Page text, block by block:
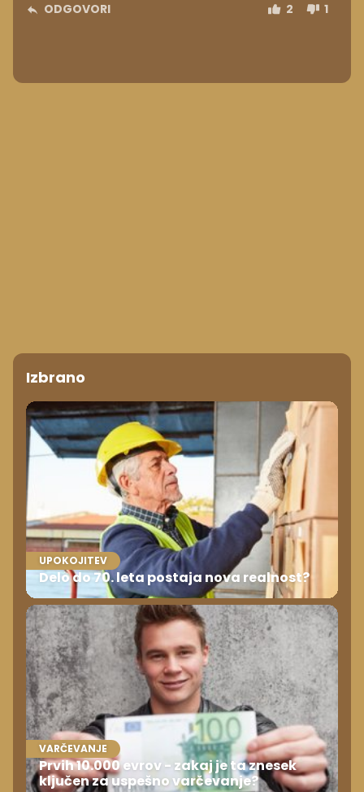
ODGOVORI 2 1
Izbrano
UPOKOJITEV
Delo do 70. leta postaja nova realnost?
VARČEVANJE
Prvih 10.000 evrov - zakaj je ta znesek
ključen za uspešno varčevanje?